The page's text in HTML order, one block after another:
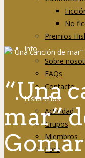
No
Premios
Info
Sobre
FAQs
Contacto
Hislibreños
Actividad
Grupos
Miembros
Foro
“Una
mar”
Gomar